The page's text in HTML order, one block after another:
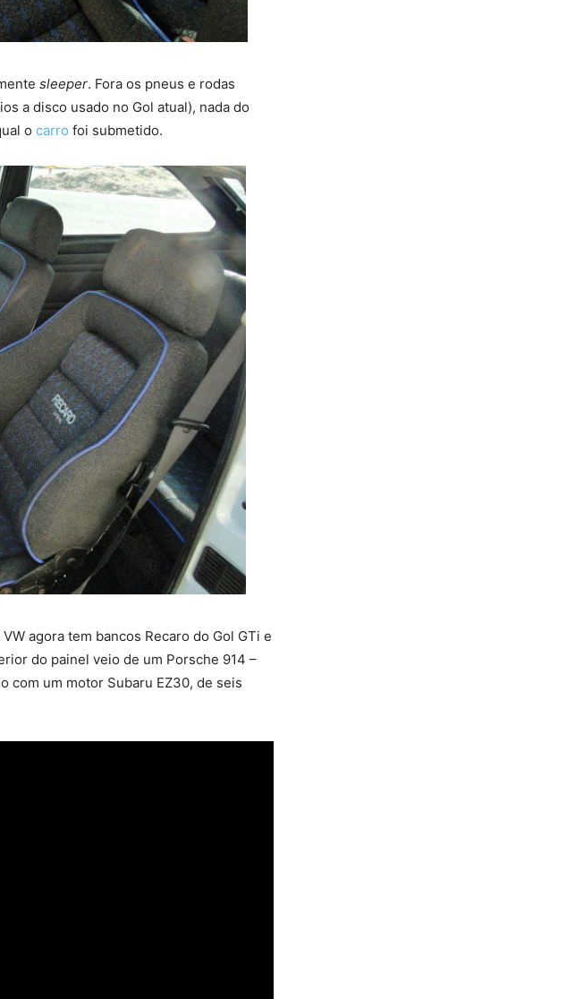
sleeper. Fora os pneus e rodas
a disco usado no Gol atual), nada do
o carro foi submetido.
agora tem bancos Recaro do Gol GTi e
do painel veio de um Porsche 914 –
com um motor Subaru EZ30, de seis